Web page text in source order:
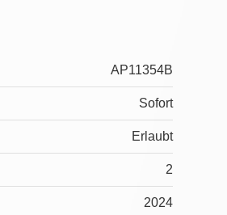
AP11354B
Sofort
Erlaubt
2
2024